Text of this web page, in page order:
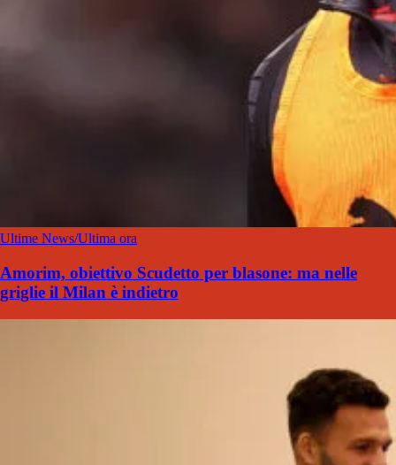
Ultime News/Ultima ora
Amorim, obiettivo Scudetto per blasone: ma nelle
griglie il Milan è indietro